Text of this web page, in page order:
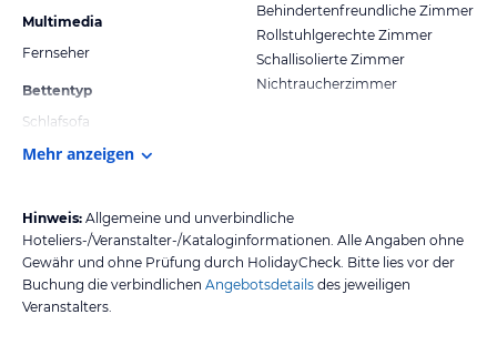
Multimedia
Fernseher
Bettentyp
Schlafsofa
Behindertenfreundliche Zimmer
Rollstuhlgerechte Zimmer
Schallisolierte Zimmer
Nichtraucherzimmer
Mehr anzeigen
Hinweis: Allgemeine und unverbindliche
Hoteliers-/Veranstalter-/Kataloginformationen. Alle Angaben ohne
Gewähr und ohne Prüfung durch HolidayCheck. Bitte lies vor der
Buchung die verbindlichen Angebotsdetails des jeweiligen
Veranstalters.